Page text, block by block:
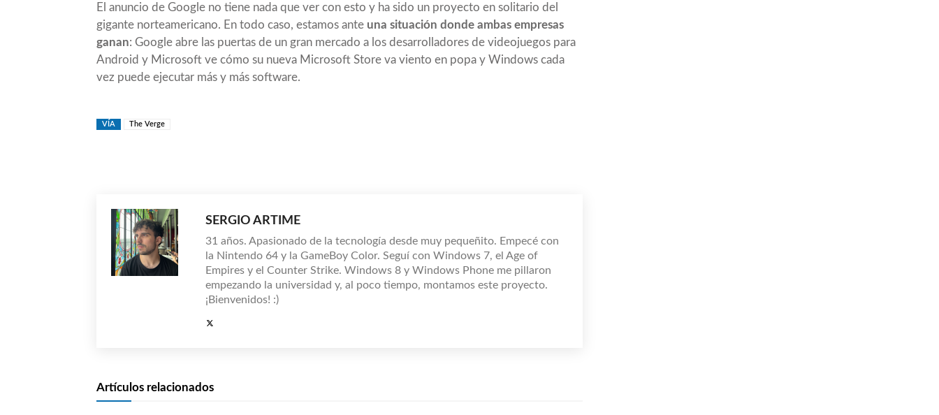
El anuncio de Google no tiene nada que ver con esto y ha sido un proyecto en solitario del
gigante norteamericano. En todo caso, estamos ante una situación donde ambas empresas
ganan: Google abre las puertas de un gran mercado a los desarrolladores de videojuegos para
Android y Microsoft ve cómo su nueva Microsoft Store va viento en popa y Windows cada
vez puede ejecutar más y más software.
VÍA The Verge
SERGIO ARTIME
31 años. Apasionado de la tecnología desde muy pequeñito. Empecé con
la Nintendo 64 y la GameBoy Color. Seguí con Windows 7, el Age of
Empires y el Counter Strike. Windows 8 y Windows Phone me pillaron
empezando la universidad y, al poco tiempo, montamos este proyecto.
¡Bienvenidos! :)
Artículos relacionados